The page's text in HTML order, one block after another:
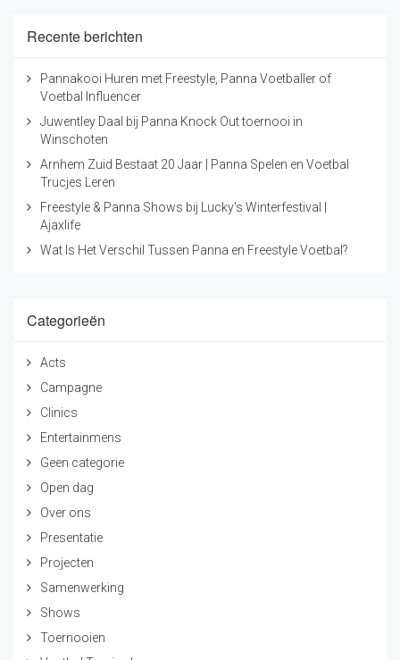
Recente berichten
Pannakooi Huren met Freestyle, Panna Voetballer of
Voetbal Influencer
Juwentley Daal bij Panna Knock Out toernooi in
Winschoten
Arnhem Zuid Bestaat 20 Jaar | Panna Spelen en Voetbal
Trucjes Leren
Freestyle & Panna Shows bij Lucky's Winterfestival |
Ajaxlife
Wat Is Het Verschil Tussen Panna en Freestyle Voetbal?
Categorieën
Acts
Campagne
Clinics
Entertainmens
Geen categorie
Open dag
Over ons
Presentatie
Projecten
Samenwerking
Shows
Toernooien